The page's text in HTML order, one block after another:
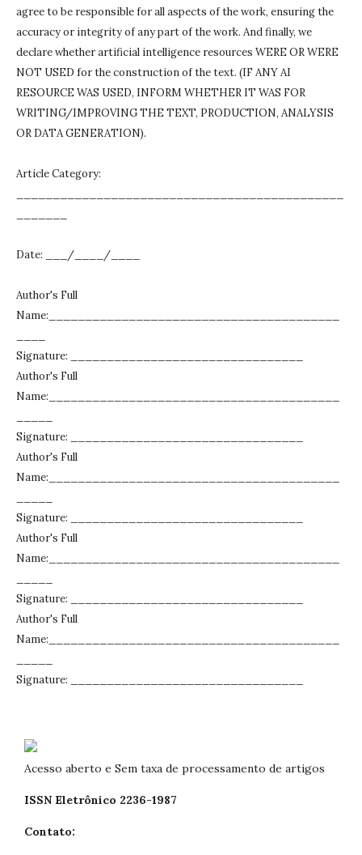
agree to be responsible for all aspects of the work, ensuring the
accuracy or integrity of any part of the work. And finally, we
declare whether artificial intelligence resources WERE OR WERE
NOT USED for the construction of the text. (IF ANY AI
RESOURCE WAS USED, INFORM WHETHER IT WAS FOR
WRITING/IMPROVING THE TEXT, PRODUCTION, ANALYSIS
OR DATA GENERATION).
Article Category:
Date: ___/____/____
Author's Full
Name:________________________________________
Signature: ________________________________
Author's Full
Name:________________________________________
Signature: ________________________________
Author's Full
Name:________________________________________
Signature: ________________________________
Author's Full
Name:________________________________________
Signature: ________________________________
Author's Full
Name:________________________________________
Signature: ________________________________
Acesso aberto e Sem taxa de processamento de artigos
ISSN Eletrônico 2236-1987
Contato: